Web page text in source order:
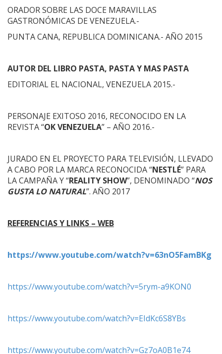
ORADOR SOBRE LAS DOCE MARAVILLAS
GASTRONÓMICAS DE VENEZUELA.-
PUNTA CANA, REPUBLICA DOMINICANA.- AÑO 2015
AUTOR DEL LIBRO PASTA, PASTA Y MAS PASTA
EDITORIAL EL NACIONAL, VENEZUELA 2015.-
PERSONAJE EXITOSO 2016, RECONOCIDO EN LA
REVISTA “OK VENEZUELA” – AÑO 2016.-
JURADO EN EL PROYECTO PARA TELEVISIÓN, LLEVADO
A CABO POR LA MARCA RECONOCIDA “NESTLÉ” PARA
LA CAMPAÑA Y “REALITY SHOW”, DENOMINADO “NOS
GUSTA LO NATURAL”. AÑO 2017
REFERENCIAS Y LINKS – WEB
https://www.youtube.com/watch?v=63nO5FamBKg
https://www.youtube.com/watch?v=5rym-a9KON0
https://www.youtube.com/watch?v=EIdKc6S8YBs
https://www.youtube.com/watch?v=Gz7oA0B1e74